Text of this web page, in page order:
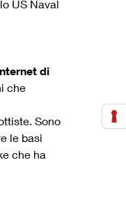
US Naval
di
che
Sono
le basi
che ha